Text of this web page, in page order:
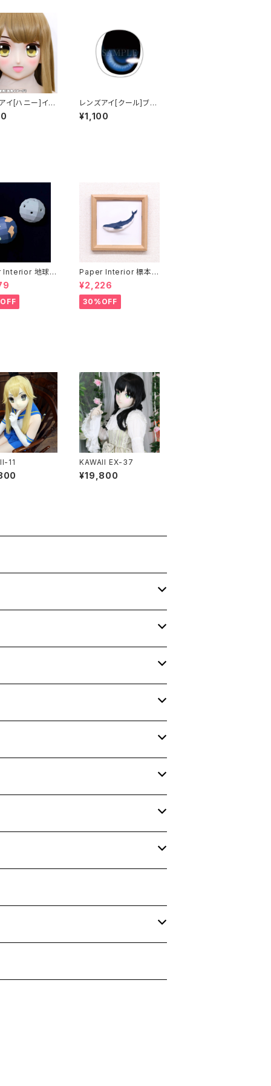
イ[ハニー]イエ
eye [Hon
レンズアイ[クール]ブル
ー Lens eye [Cool]
Blue
¥1,100
Interior 地球と
and moon
Paper Interior 標本
クジラ specimen wh
ale
¥2,226
30%OFF
11 KAWAII EX-37
¥19,800